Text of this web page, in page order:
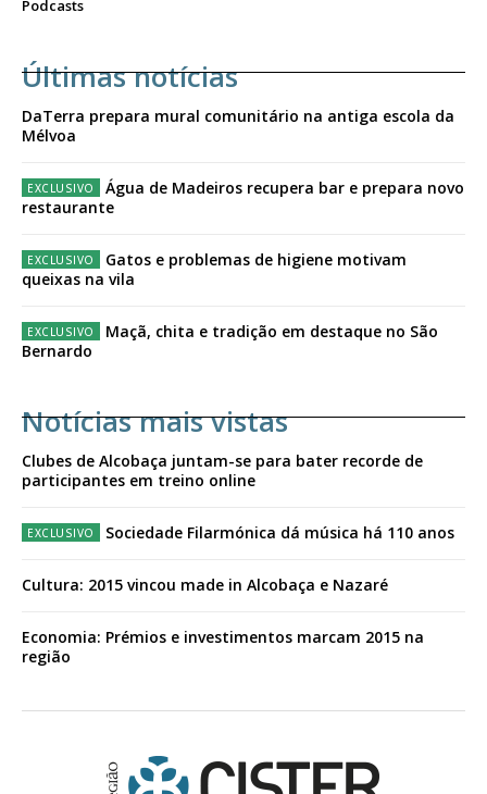
Podcasts
Últimas notícias
DaTerra prepara mural comunitário na antiga escola da
Mélvoa
Água de Madeiros recupera bar e prepara novo
restaurante
Gatos e problemas de higiene motivam
queixas na vila
Maçã, chita e tradição em destaque no São
Bernardo
Notícias mais vistas
Clubes de Alcobaça juntam-se para bater recorde de
participantes em treino online
Sociedade Filarmónica dá música há 110 anos
Cultura: 2015 vincou made in Alcobaça e Nazaré
Economia: Prémios e investimentos marcam 2015 na
região